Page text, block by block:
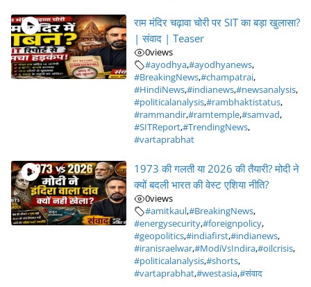
राम मंदिर चढ़ावा चोरी पर SIT का बड़ा खुलासा?
| संवाद | Teaser
0views
#ayodhya,#ayodhyanews,
#BreakingNews,#champatrai,
#HindiNews,#indianews,#newsanalysis,
#politicalanalysis,#rambhaktistatus,
#rammandir,#ramtemple,#samvad,
#SITReport,#TrendingNews,
#vartaprabhat
1973 की गलती या 2026 की तैयारी? मोदी ने
क्यों बदली भारत की वेस्ट एशिया नीति?
0views
#amitkaul,#BreakingNews,
#energysecurity,#foreignpolicy,
#geopolitics,#indiafirst,#indianews,
#iranisraelwar,#ModiVsIndira,#oilcrisis,
#politicalanalysis,#shorts,
#vartaprabhat,#westasia,#संवाद